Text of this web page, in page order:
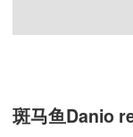
斑马鱼Danio